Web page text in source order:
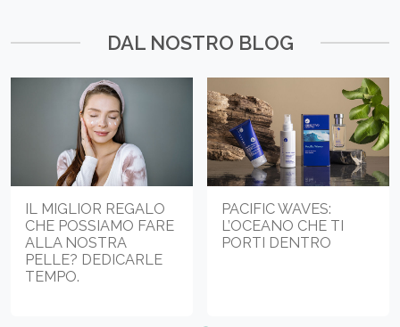
DAL NOSTRO BLOG
IL MIGLIOR REGALO
CHE POSSIAMO FARE
ALLA NOSTRA
PELLE? DEDICARLE
TEMPO.
PACIFIC WAVES:
L’OCEANO CHE TI
PORTI DENTRO